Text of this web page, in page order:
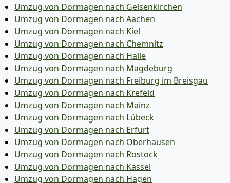
Umzug von Dormagen nach Gelsenkirchen
Umzug von Dormagen nach Aachen
Umzug von Dormagen nach Kiel
Umzug von Dormagen nach Chemnitz
Umzug von Dormagen nach Halle
Umzug von Dormagen nach Magdeburg
Umzug von Dormagen nach Freiburg im Breisgau
Umzug von Dormagen nach Krefeld
Umzug von Dormagen nach Mainz
Umzug von Dormagen nach Lübeck
Umzug von Dormagen nach Erfurt
Umzug von Dormagen nach Oberhausen
Umzug von Dormagen nach Rostock
Umzug von Dormagen nach Kassel
Umzug von Dormagen nach Hagen